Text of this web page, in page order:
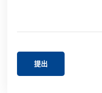
提出